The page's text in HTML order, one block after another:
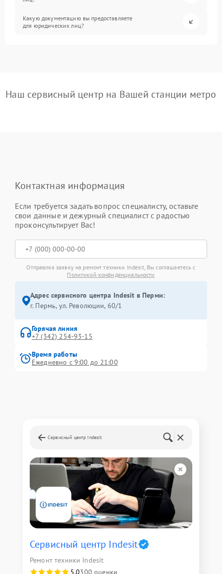
Какую документацию вы предоставляете
для юридических лиц?
Наш сервисный центр на Вашей станции метро
Контактная информация
Если требуется задать вопрос специалисту, оставьте
свои данные и дежурный специалист с радостью
проконсультирует Вас!
Отправляя заявку на ремонт техники Indesit, Вы соглашаетесь с
Политикой конфиденциальности
Адрес сервисного центра Indesit в Перми:
г. Пермь, ул. ​Революции, 60/1
Горячая линия
+7 (342) 254-93-15
Время работы
Ежедневно с 9:00 до 21:00
Сервисный центр Indesit
Сервисный центр Indesit
Ремонт техники Indesit